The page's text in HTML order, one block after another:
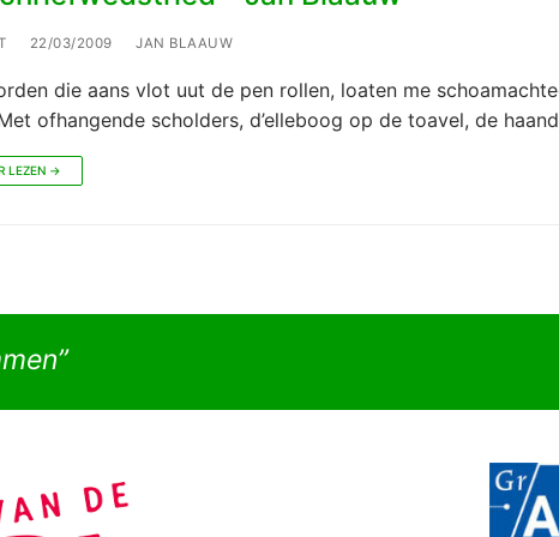
22/03/2009 JAN BLAAUW
die aans vlot uut de pen rollen, loaten me
ofhangende scholders, d’elleboog op de toavel, de
LEZEN →